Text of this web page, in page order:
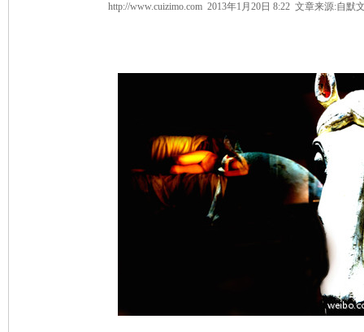
http://www.cuizimo.com 2013年1月20日 8:22 文章来源:自默